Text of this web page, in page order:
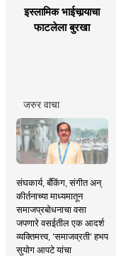
इस्लामिक भाईचार्‍याचा
फाटलेला बुरखा
जरुर वाचा
संघकार्य, बँकिंग, संगीत अन्
कीर्तनाच्या माध्यमातून
समाजप्रबोधनाचा वसा
जपणारे वसईतील एक आदर्श
व्यक्तिमत्त्व, 'समाजव्रती' हभप
सुयोग आपटे यांचा